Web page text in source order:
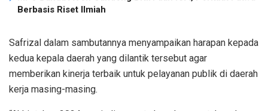
Berbasis Riset Ilmiah
Safrizal dalam sambutannya menyampaikan harapan kepada
kedua kepala daerah yang dilantik tersebut agar
memberikan kinerja terbaik untuk pelayanan publik di daerah
kerja masing-masing.